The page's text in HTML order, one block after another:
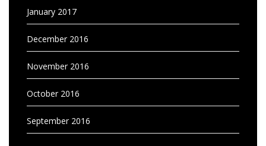
January 2017
December 2016
November 2016
October 2016
September 2016